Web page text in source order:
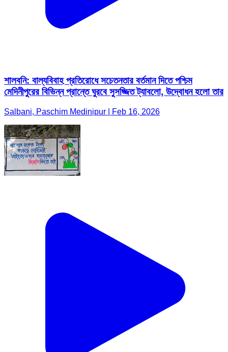
শালবনি: বাল্যবিবাহ প্রতিরোধে সচেতনতার বর্তমান দিতে পশ্চিম
মেদিনীপুরের বিভিন্ন প্রান্তে ঘুরবে সুসজ্জিত ট্যাবলো, উদ্বোধন হলো তার
Salbani, Paschim Medinipur | Feb 16, 2026